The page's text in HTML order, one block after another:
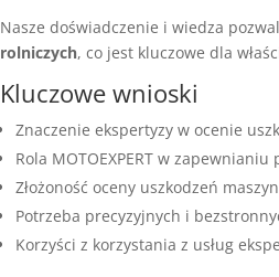
Nasze doświadczenie i wiedza
rolniczych, co jest kluczowe dla
Kluczowe wnioski
Znaczenie ekspertyzy w ocenie
Rola MOTOEXPERT w
Złożoność oceny uszkodzeń
Potrzeba precyzyjnych i
Korzyści z korzystania z usług